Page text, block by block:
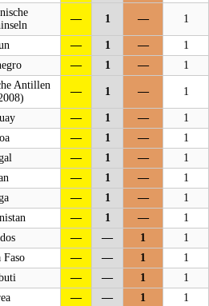
— 1 — 1
— 1 —
1
— 1 — 1
Antillen
— 1 — 1
— 1 —
1
— 1 —
1
— 1 —
1
— 1 —
1
— 1 —
1
— 1 —
1
— — 1
1
— — 1
1
— — 1
1
— — 1
1